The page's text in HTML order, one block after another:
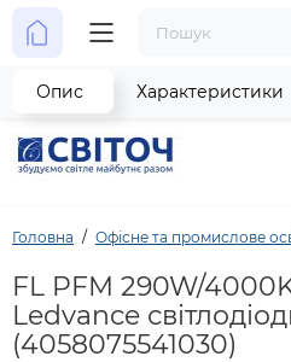
Головна Офісне та промислове
FL PFM 290W/
Ledvance
(4058075541030)
Опис Характеристики